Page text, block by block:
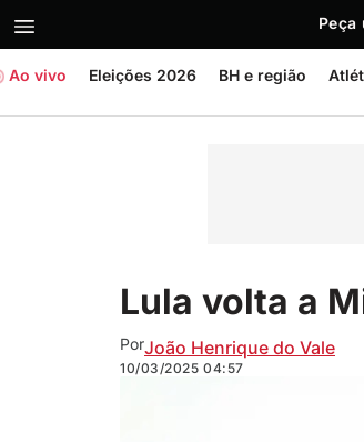
Peça
Ao vivo Eleições 2026 BH e região
Lula volta a
PorJoão Henrique do Vale
10/03/2025 04:57